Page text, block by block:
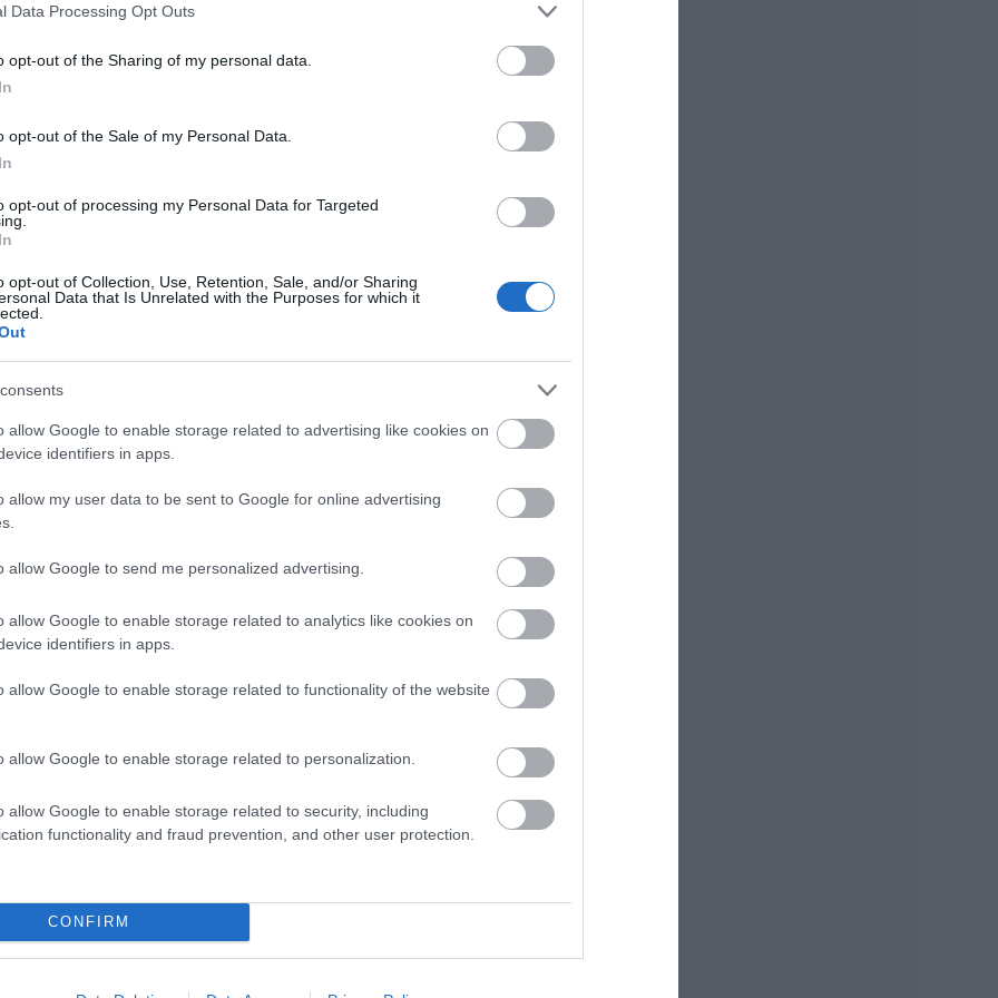
Data Processing Opt Outs
opt-out of the Sharing of my personal data.
opt-out of the Sale of my Personal Data.
opt-out of processing my Personal Data for Targeted
opt-out of Collection, Use, Retention, Sale, and/or Sharing
Data that Is Unrelated with the Purposes for which it
allow Google to enable storage related to advertising like cookies on
identifiers in apps.
allow my user data to be sent to Google for online advertising
allow Google to send me personalized advertising.
allow Google to enable storage related to analytics like cookies on
identifiers in apps.
allow Google to enable storage related to functionality of the website
allow Google to enable storage related to personalization.
allow Google to enable storage related to security, including
functionality and fraud prevention, and other user protection.
CONFIRM
keresztül nézni. Nehéz koncentrálni, ez kihívás, ami sok
önmagamon is dolgozom, így most is rengeteg
tisztában vagyok azzal, hogy úgy működöm, mint egy
az embernek elementáris vágya, hogy tartozzon
hogy én olyan vagyok, amilyen. Sokat nyitottam
bonyolítom túl a dolgokat” – vall önmagáról.
alkotó. „Soha nem vagyok megelégedve, próbálok
Mindig az ismeretlent keresem, azt, hogy miképpen